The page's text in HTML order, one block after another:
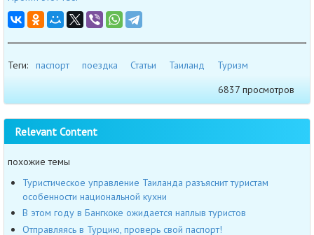
Теги: паспорт поездка Статьи Таиланд
Туризм
6837 просмотров
Relevant Content
похожие темы
Туристическое управление Таиланда разъяснит туристам
особенности национальной кухни
В этом году в Бангкоке ожидается наплыв туристов
Отправляясь в Турцию, проверь свой паспорт!